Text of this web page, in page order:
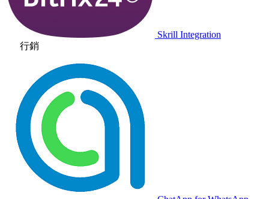
Skrill Integration
行銷